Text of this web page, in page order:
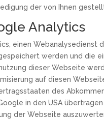
der von Ihnen
Analytics
einen Webanalysedienst
werden und die
dieser Webseite
auf diesen
des
in den USA
der Webseite